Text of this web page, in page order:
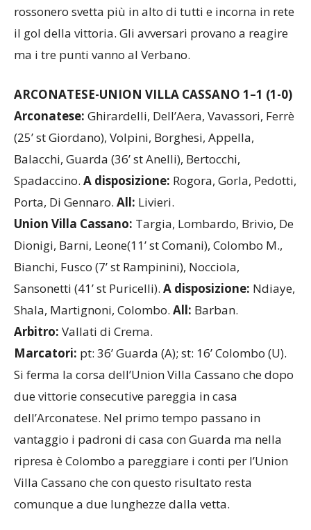
rossonero svetta più in alto di tutti e incorna in rete
il gol della vittoria. Gli avversari provano a reagire
ma i tre punti vanno al Verbano.
ARCONATESE-UNION VILLA CASSANO 1–1 (1-0)
Arconatese: Ghirardelli, Dell’Aera, Vavassori, Ferrè
(25’ st Giordano), Volpini, Borghesi, Appella,
Balacchi, Guarda (36’ st Anelli), Bertocchi,
Spadaccino. A disposizione: Rogora, Gorla, Pedotti,
Porta, Di Gennaro. All: Livieri.
Union Villa Cassano: Targia, Lombardo, Brivio, De
Dionigi, Barni, Leone(11’ st Comani), Colombo M.,
Bianchi, Fusco (7’ st Rampinini), Nocciola,
Sansonetti (41’ st Puricelli). A disposizione: Ndiaye,
Shala, Martignoni, Colombo. All: Barban.
Arbitro: Vallati di Crema.
Marcatori: pt: 36’ Guarda (A); st: 16’ Colombo (U).
Si ferma la corsa dell’Union Villa Cassano che dopo
due vittorie consecutive pareggia in casa
dell’Arconatese. Nel primo tempo passano in
vantaggio i padroni di casa con Guarda ma nella
ripresa è Colombo a pareggiare i conti per l’Union
Villa Cassano che con questo risultato resta
comunque a due lunghezze dalla vetta.